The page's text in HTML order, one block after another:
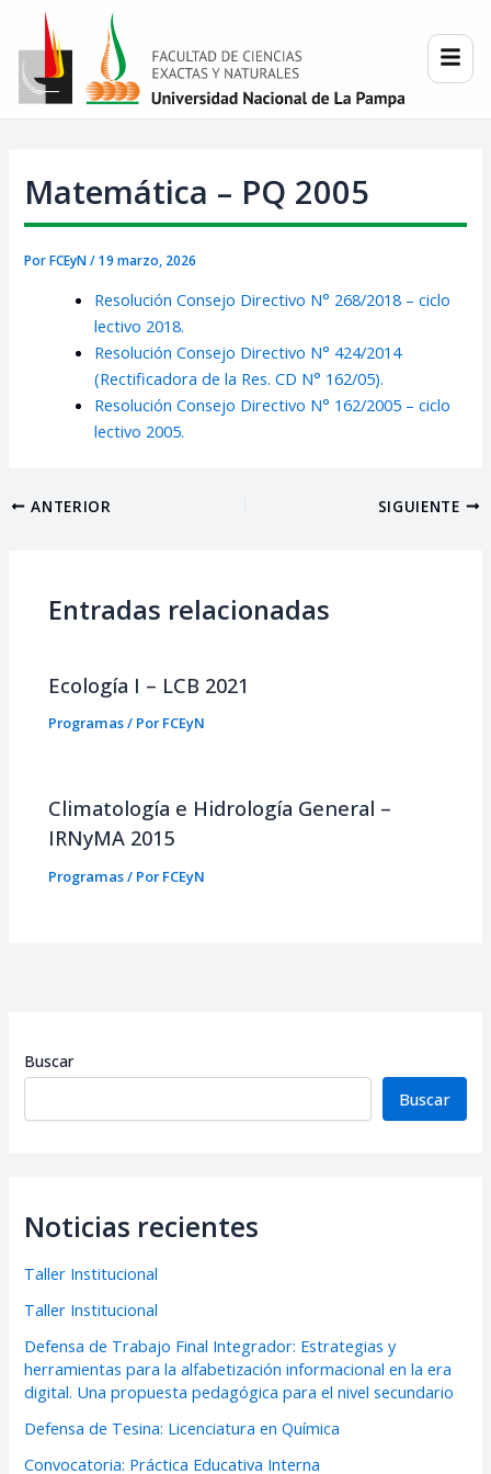
contenido
Matemática – PQ 2005
PorFCEyN/19 marzo, 2026
Resolución Consejo Directivo N° 268/2018 – ciclo
lectivo 2018.
Resolución Consejo Directivo N° 424/2014
(Rectificadora de la Res. CD N° 162/05).
Resolución Consejo Directivo N° 162/2005 – ciclo
lectivo 2005.
navigation
ANTERIOR SIGUIENTE
Entradas relacionadas
Ecología I – LCB 2021
Programas/ PorFCEyN
Climatología e Hidrología General –
IRNyMA 2015
Programas/ PorFCEyN
Buscar
Buscar
Noticias recientes
Taller Institucional
Taller Institucional
Defensa de Trabajo Final Integrador: Estrategias y
herramientas para la alfabetización informacional en la era
digital. Una propuesta pedagógica para el nivel secundario
Defensa de Tesina: Licenciatura en Química
Convocatoria: Práctica Educativa Interna